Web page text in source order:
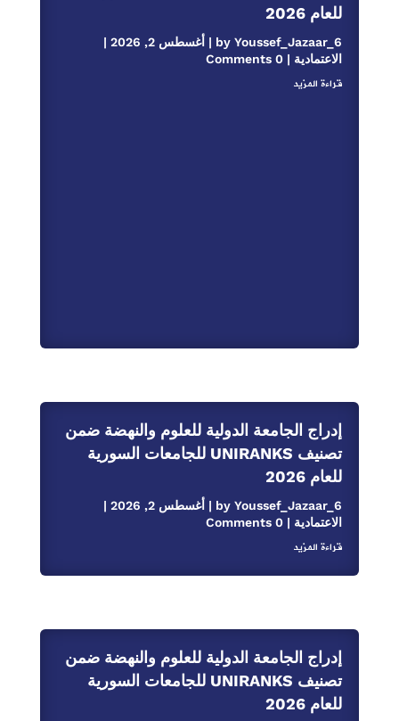
للعام 2026
byYoussef_Jazaar_6
| أغسطس 2, 2026
|
الاعتمادية | 0 Comments
قراءة المزيد
إدراج الجامعة الدولية للعلوم والنهضة ضمن
تصنيف UNIRANKS للجامعات السورية
للعام 2026
byYoussef_Jazaar_6
| أغسطس 2, 2026
|
الاعتمادية | 0 Comments
قراءة المزيد
إدراج الجامعة الدولية للعلوم والنهضة ضمن
تصنيف UNIRANKS للجامعات السورية
للعام 2026